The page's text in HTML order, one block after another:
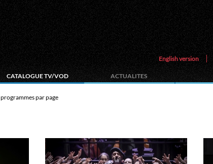
English version
CATALOGUE TV/VOD ACTUALITES
programmes par page